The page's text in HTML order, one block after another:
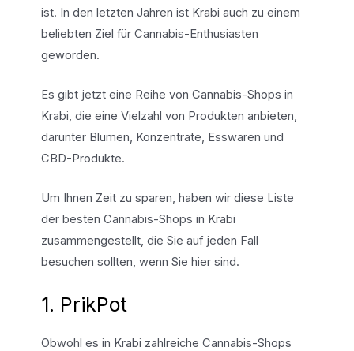
ist. In den letzten Jahren ist Krabi auch zu einem
beliebten Ziel für Cannabis-Enthusiasten
geworden.
Es gibt jetzt eine Reihe von Cannabis-Shops in
Krabi, die eine Vielzahl von Produkten anbieten,
darunter Blumen, Konzentrate, Esswaren und
CBD-Produkte.
Um Ihnen Zeit zu sparen, haben wir diese Liste
der besten Cannabis-Shops in Krabi
zusammengestellt, die Sie auf jeden Fall
besuchen sollten, wenn Sie hier sind.
1. PrikPot
Obwohl es in Krabi zahlreiche Cannabis-Shops